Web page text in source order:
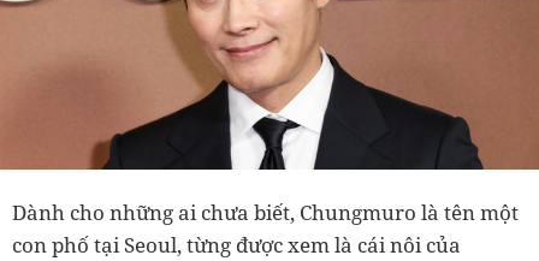
Dành cho những ai chưa biết, Chungmuro là tên một
con phố tại Seoul, từng được xem là cái nôi của